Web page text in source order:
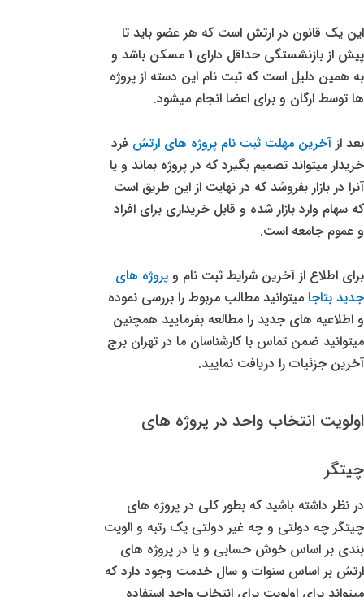
این یک قانون در ارتش است که هر عضو باید تا
پیش از بازنشستگی حداقل دارای 1 مسکن باشد و
به همین دلیل است که ثبت نام این دسته از پروژه
ها توسط ارگان و برای اعضا انجام میشود.
بعد ازآخرین مهلت ثبت نام پروژه های ارتش فرد
خریدار میتواند تصمیم بگیرد که در پروژه بماند و یا
آنرا در بازار بفروشد که در نهایت از این طریق است
که سهام وارد بازار شده و قابل خریداری برای افراد
و عموم جامعه است.
برای اطلاع از آخرین شرایط ثبت نام و پروژه های
جدید بتاجا میتوانید مطالب مربوط را بررسی نموده
و اطلاعیه های جدید را مطالعه بفرمایید همچنین
میتوانید ضمن تماس با کارشناسان ما در تهران برج
آخرین جزئیات را دریافت نمایید.
اولویت انتخاب واحد در پروژه های
چیتگر
در نظر داشته باشید که بطور کلی در پروژه های
چیتگر چه دولتی و چه غیر دولتی یک رتبه و الویت
بندی بر اساس خوش حسابی و یا در پروژه های
ارتش بر اساس سنوات و سال خدمت وجود دارد که